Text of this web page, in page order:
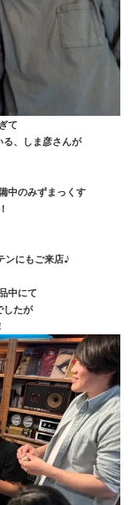
て
、しま彦さんが
中のみずまっくす
ンにもご来店♪
中にて
したが